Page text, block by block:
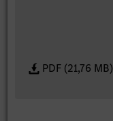
PDF (21,76 MB)